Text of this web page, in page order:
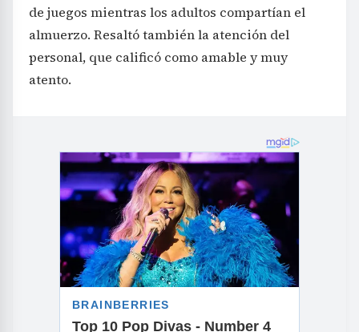
de juegos mientras los adultos compartían el
almuerzo. Resaltó también la atención del
personal, que calificó como amable y muy
atento.